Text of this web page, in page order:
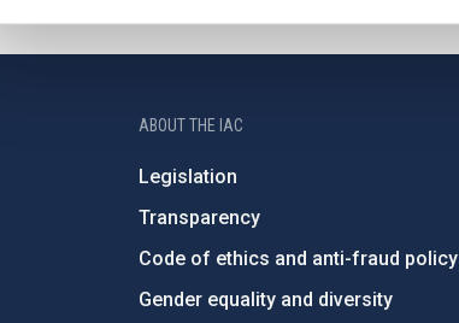
ABOUT THE IAC
Legislation
Transparency
Code of ethics and anti-fraud policy
Gender equality and diversity